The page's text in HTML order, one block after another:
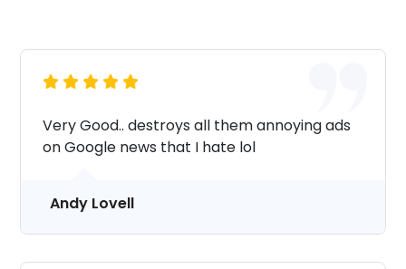
Very Good.. destroys all them annoying ads
on Google news that I hate lol
Andy Lovell